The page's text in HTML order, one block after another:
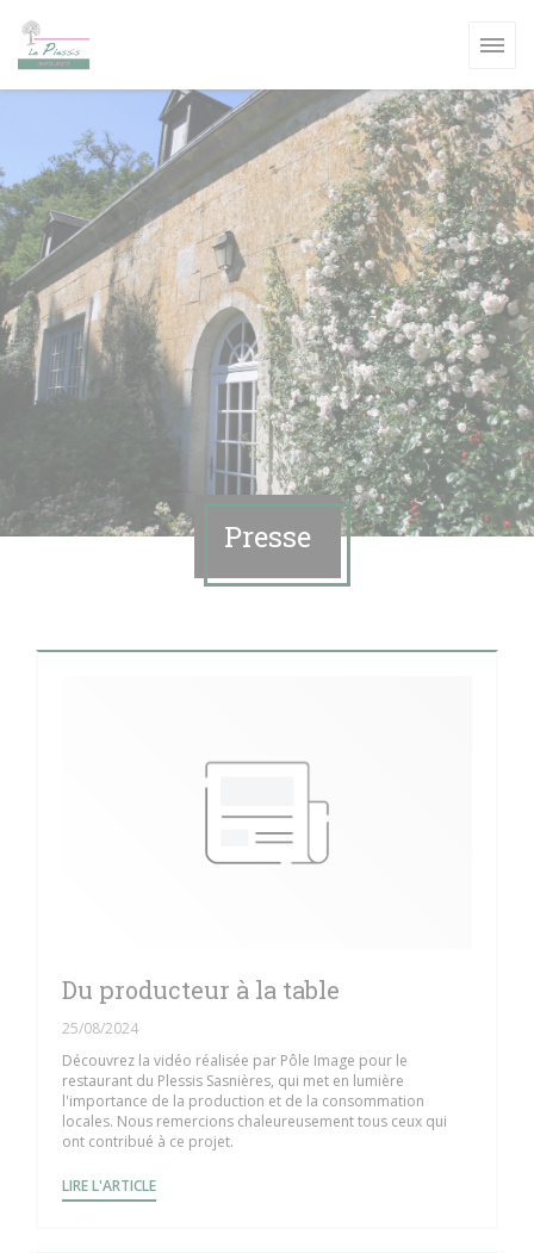
FENÊTRE))
FENÊTRE))
Presse
Du producteur à la table
25/08/2024
Découvrez la vidéo réalisée par Pôle Image pour le
restaurant du Plessis Sasnières, qui met en lumière
l'importance de la production et de la consommation
locales. Nous remercions chaleureusement tous ceux qui
ont contribué à ce projet.
LIRE L'ARTICLE((OUVRE UNE NOUVELLE FENÊTRE))